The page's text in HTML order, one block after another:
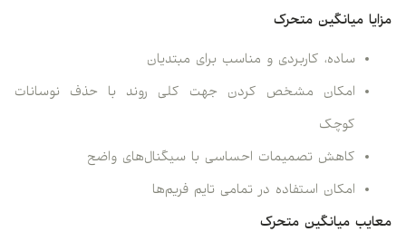
مزایا میانگین متحرک
ساده، کاربردی و مناسب برای مبتدیان
امکان مشخص کردن جهت کلی روند با حذف نوسانات
کوچک
کاهش تصمیمات احساسی با سیگنال‌های واضح
امکان استفاده در تمامی تایم‌ فریم‌‌ها
معایب میانگین متحرک